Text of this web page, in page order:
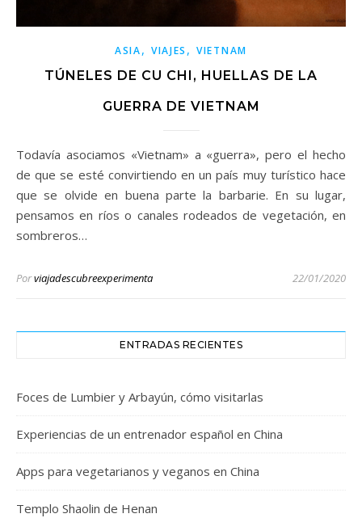
ASIA, VIAJES ,VIETNAM
TÚNELES DE CU CHI, HUELLAS DE LA
GUERRA DE VIETNAM
Todavía asociamos «Vietnam» a «guerra», pero el hecho
de que se esté convirtiendo en un país muy turístico hace
que se olvide en buena parte la barbarie. En su lugar,
pensamos en ríos o canales rodeados de vegetación, en
sombreros…
Porviajadescubreexperimenta 22/01/2020
ENTRADAS RECIENTES
Foces de Lumbier y Arbayún, cómo visitarlas
Experiencias de un entrenador español en China
Apps para vegetarianos y veganos en China
Templo Shaolin de Henan